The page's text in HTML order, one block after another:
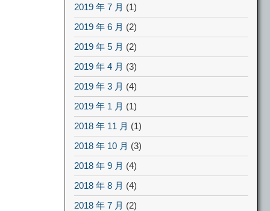
2019 年 7 月 (1)
2019 年 6 月 (2)
2019 年 5 月 (2)
2019 年 4 月 (3)
2019 年 3 月 (4)
2019 年 1 月 (1)
2018 年 11 月 (1)
2018 年 10 月 (3)
2018 年 9 月 (4)
2018 年 8 月 (4)
2018 年 7 月 (2)